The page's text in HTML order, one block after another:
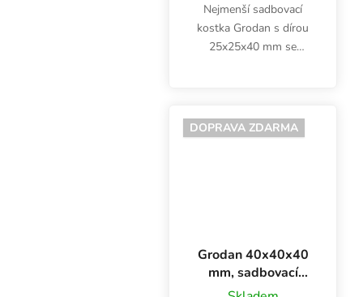
Nejmenší sadbovací
kostka Grodan s dírou
25x25x40 mm se
rockwool s vynikajícím
poměrem vzduchu a
DOPRAVA ZDARMA
Grodan 40x40x40
mm, sadbovací
rockwool kostky s